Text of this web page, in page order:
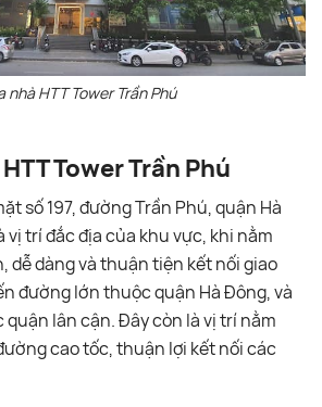
nhà HTT Tower Trần Phú
Tower Trần Phú
số 197, đường Trần Phú, quận Hà
vị trí đắc địa của khu vực, khi nằm
dễ dàng và thuận tiện kết nối giao
đường lớn thuộc quận Hà Đông, và
lân cận. Đây còn là vị trí nằm
cao tốc, thuận lợi kết nối các